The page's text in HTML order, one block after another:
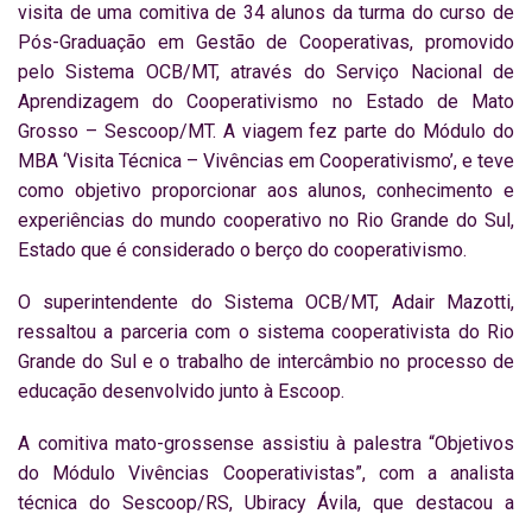
visita de uma comitiva de 34 alunos da turma do curso de
Pós-Graduação em Gestão de Cooperativas, promovido
pelo Sistema OCB/MT, através do Serviço Nacional de
Aprendizagem do Cooperativismo no Estado de Mato
Grosso – Sescoop/MT. A viagem fez parte do Módulo do
MBA ‘Visita Técnica – Vivências em Cooperativismo’, e teve
como objetivo proporcionar aos alunos, conhecimento e
experiências do mundo cooperativo no Rio Grande do Sul,
Estado que é considerado o berço do cooperativismo.
O superintendente do Sistema OCB/MT, Adair Mazotti,
ressaltou a parceria com o sistema cooperativista do Rio
Grande do Sul e o trabalho de intercâmbio no processo de
educação desenvolvido junto à Escoop.
A comitiva mato-grossense assistiu à palestra “Objetivos
do Módulo Vivências Cooperativistas”, com a analista
técnica do Sescoop/RS, Ubiracy Ávila, que destacou a